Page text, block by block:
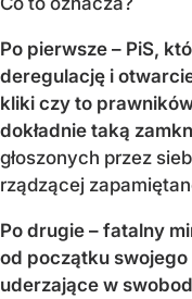
Po pierwsze – PiS,
deregulację i
kliki czy to
dokładnie taką
głoszonych przez
rządzącej
Po drugie – fatalny
od początku
uderzające w